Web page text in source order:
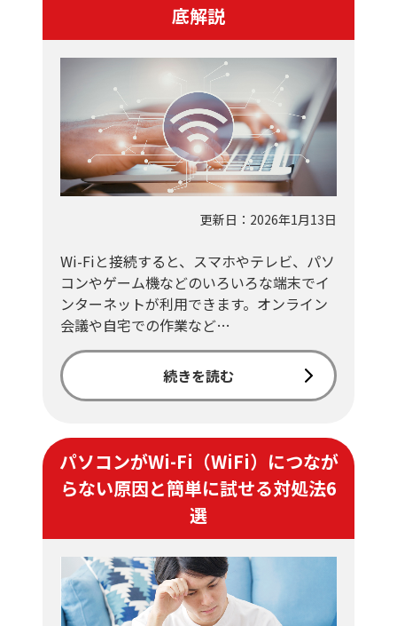
底解説
更新日：2026年1月13日
Wi-Fiと接続すると、スマホやテレビ、パソ
コンやゲーム機などのいろいろな端末でイ
ンターネットが利用できます。オンライン
会議や自宅での作業など…
続きを読む
パソコンがWi-Fi（WiFi）につなが
らない原因と簡単に試せる対処法6
選